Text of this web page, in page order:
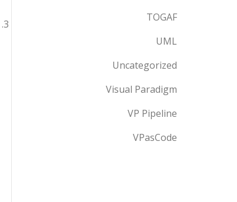
TOGAF
UML
Uncategorized
Visual Paradigm
VP Pipeline
VPasCode